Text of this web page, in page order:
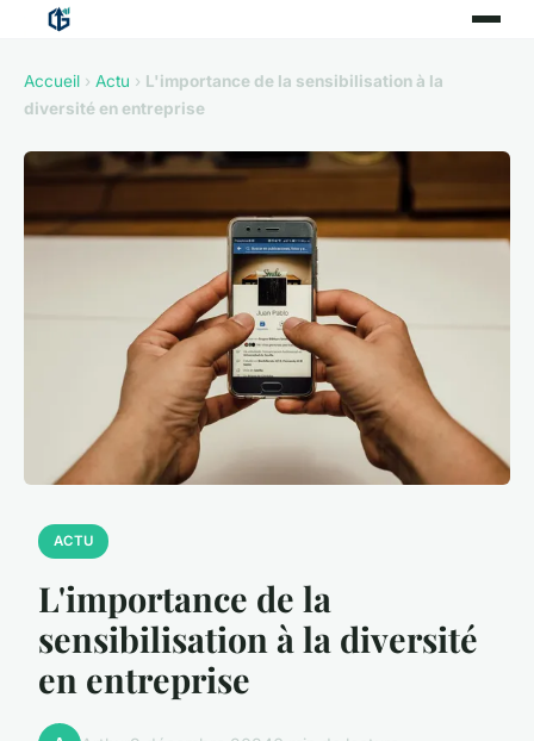
Accueil › Actu › L'importance de la sensibilisation à la
diversité en entreprise
ACTU
L'importance de la
sensibilisation à la diversité
en entreprise